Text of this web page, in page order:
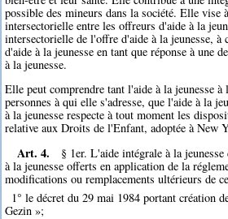
possible des mineurs dans la société. Elle vise
intersectorielle entre les offreurs d'aide à la
intersectorielle de l'offre d'aide à la jeunesse, à
d'aide à la jeunesse en tant que réponse à une
à la jeunesse.
Elle peut comprendre tant l'aide à la jeunesse à
personnes à qui elle s'adresse, que l'aide à la
à la jeunesse respecte à tout moment les
relative aux Droits de l'Enfant, adoptée à New
Art. 4.
§ 1er. L'aide intégrale à la
à la jeunesse offerts en application de la
modifications ou remplacements ultérieurs de
1° le décret du 29 mai 1984 portant création
Gezin »;